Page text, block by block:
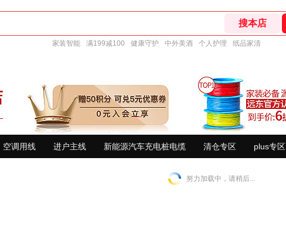
家装智能 满199减100 健康守护 中外美酒 个人护理 纸品家清
空调用线 进户主线 新能源汽车充电桩电缆 清仓专区 plus专区
努力加载中，请稍后...